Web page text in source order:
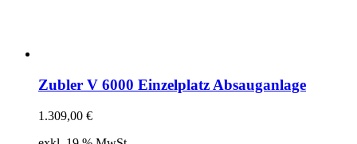
Zubler V 6000 Einzelplatz Absauganlage
1.309,00 €